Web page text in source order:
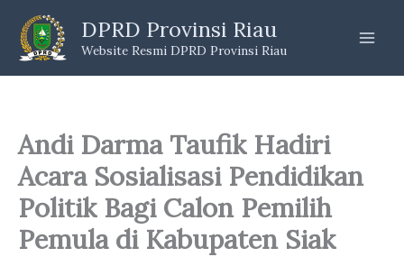
content
DPRD Provinsi Riau
Website Resmi DPRD Provinsi Riau
Andi Darma Taufik Hadiri
Acara Sosialisasi Pendidikan
Politik Bagi Calon Pemilih
Pemula di Kabupaten Siak